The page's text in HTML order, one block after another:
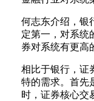
何志东介绍，银
定第一，对系统
券对系统有更高
相比于银行，证
特的需求。首先
时，证券核心交